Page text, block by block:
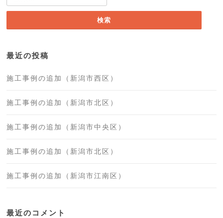
索:
最近の投稿
施工事例の追加（新潟市西区）
施工事例の追加（新潟市北区）
施工事例の追加（新潟市中央区）
施工事例の追加（新潟市北区）
施工事例の追加（新潟市江南区）
最近のコメント